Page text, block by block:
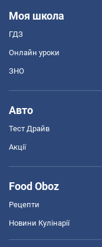
Моя школа
ГДЗ
Онлайн уроки
ЗНО
Авто
Тест Драйв
Акції
Food Oboz
Рецепти
Новини Кулінарії